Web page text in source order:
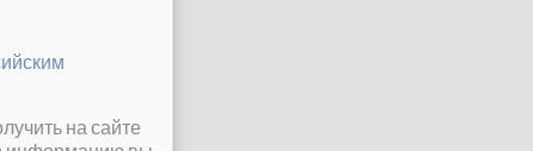
на сайте